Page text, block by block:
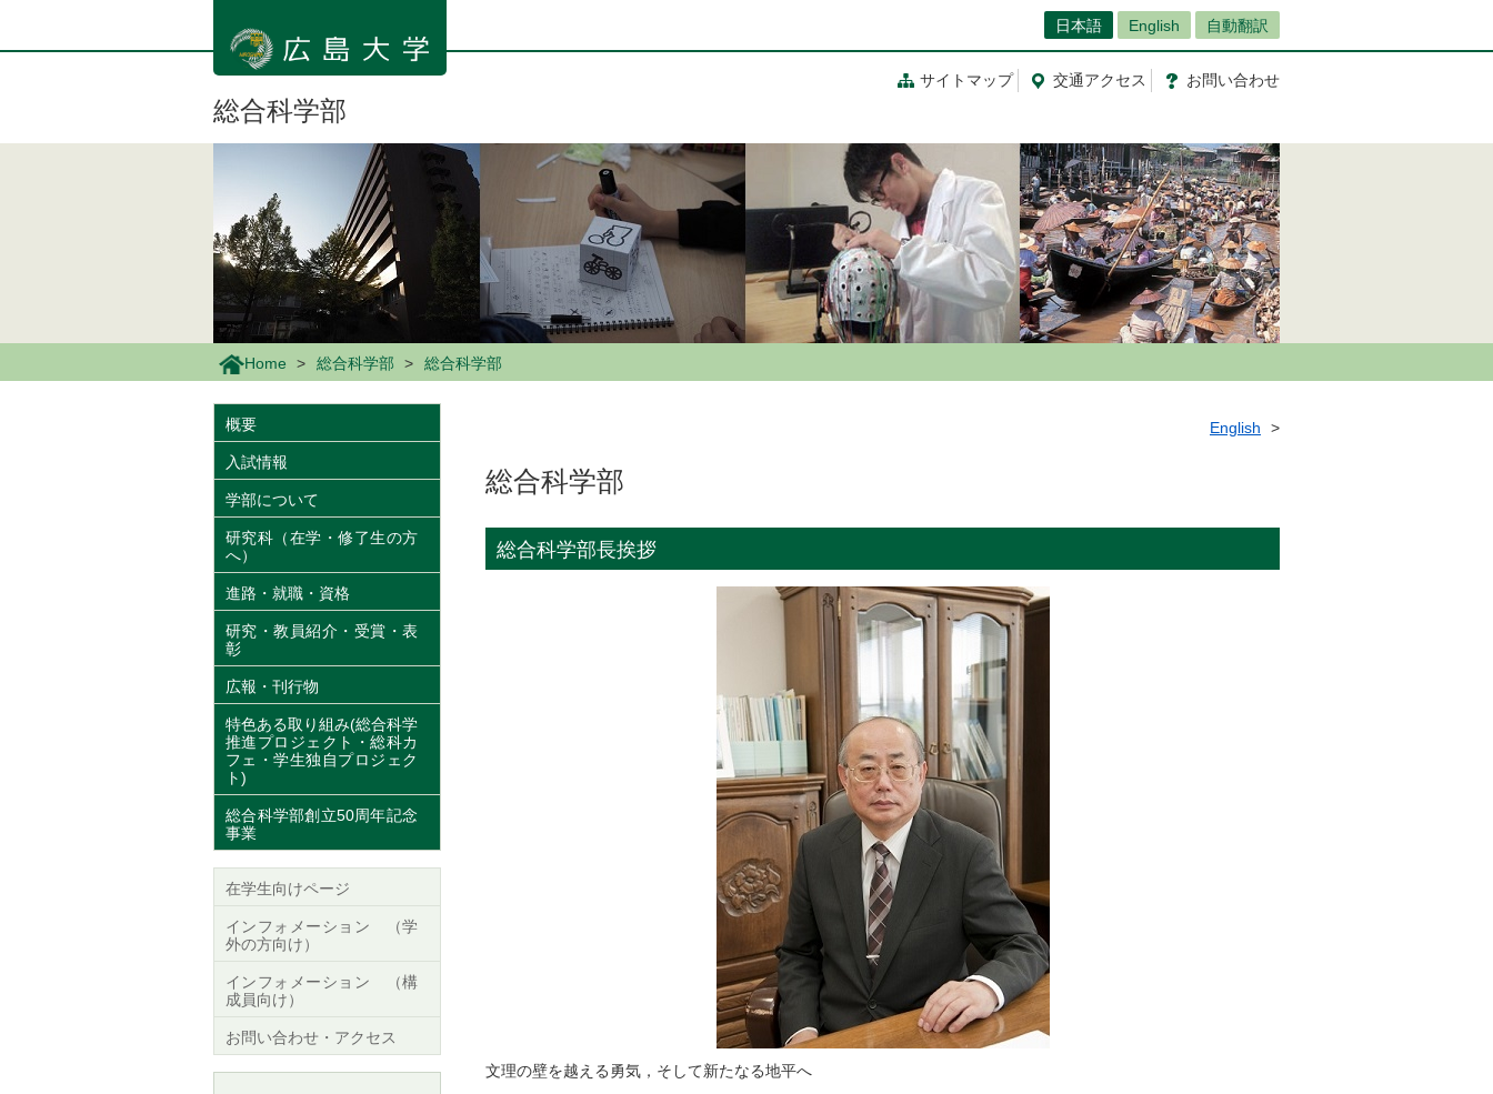
ン
日本語 English 自動翻訳
サイトマップ 交通アクセス お問い合わせ
総合科学部
Home 総合科学部 総合科学部
English
総合科学部
総合科学部長挨拶
文理の壁を越える勇気，そして新たなる地平へ
概要
入試情報
学部について
研究科（在学・修了生の方
へ）
進路・就職・資格
研究・教員紹介・受賞・表
彰
広報・刊行物
特色ある取り組み(総合科学
推進プロジェクト・総科カ
フェ・学生独自プロジェク
ト)
総合科学部創立50周年記念
事業
在学生向けページ
インフォメーション （学
外の方向け）
インフォメーション （構
成員向け）
お問い合わせ・アクセス